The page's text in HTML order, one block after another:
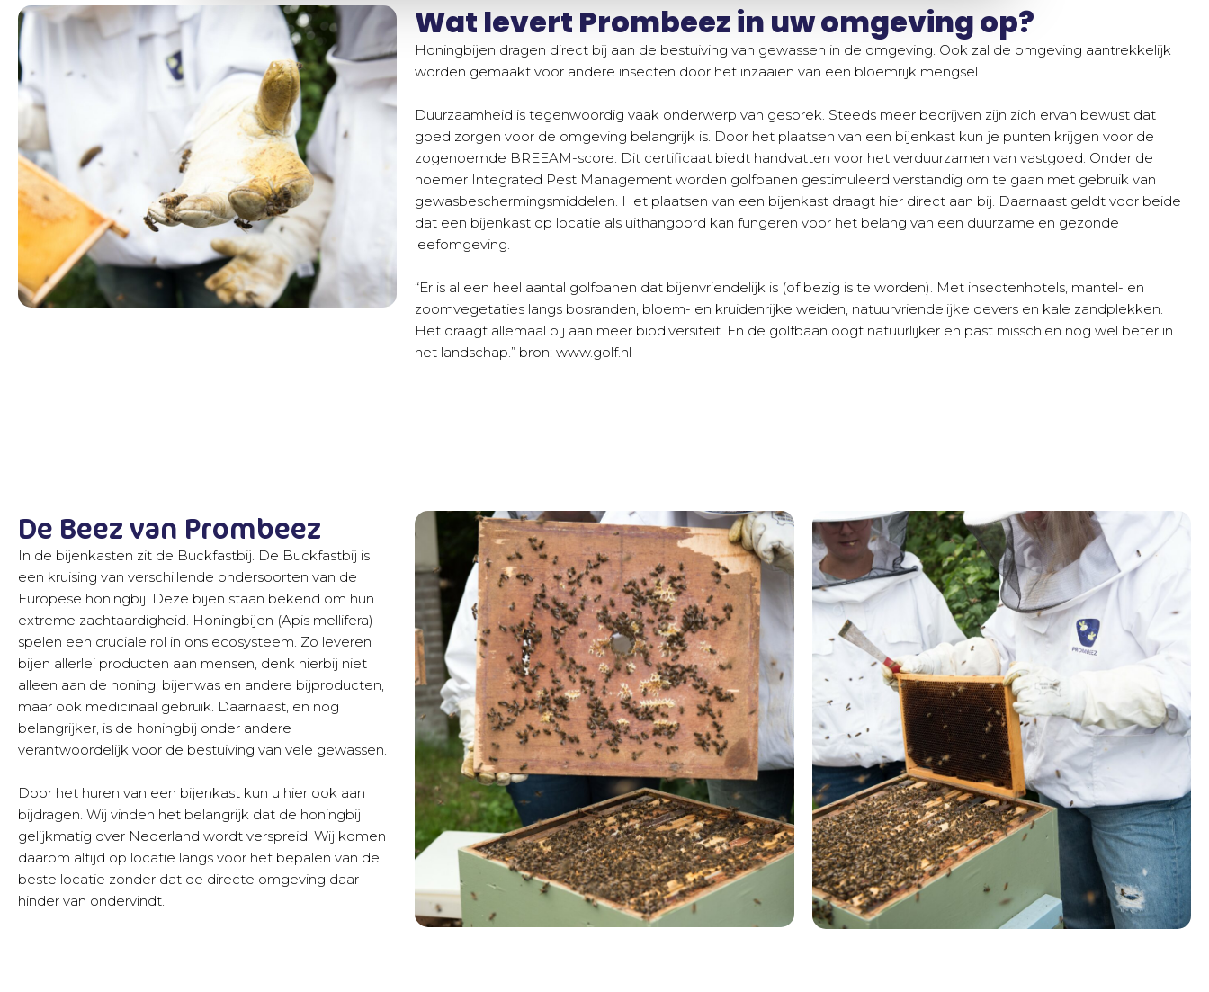
Wat levert Prombeez in uw omgeving op?
Honingbijen dragen direct bij aan de bestuiving van gewassen in de omgeving. Ook zal de omgeving aantrekkelijk
worden gemaakt voor andere insecten door het inzaaien van een bloemrijk mengsel.
Duurzaamheid is tegenwoordig vaak onderwerp van gesprek. Steeds meer bedrijven zijn zich ervan bewust dat
goed zorgen voor de omgeving belangrijk is. Door het plaatsen van een bijenkast kun je punten krijgen voor de
zogenoemde BREEAM-score. Dit certificaat biedt handvatten voor het verduurzamen van vastgoed. Onder de
noemer Integrated Pest Management worden golfbanen gestimuleerd verstandig om te gaan met gebruik van
gewasbeschermingsmiddelen. Het plaatsen van een bijenkast draagt hier direct aan bij. Daarnaast geldt voor beide
dat een bijenkast op locatie als uithangbord kan fungeren voor het belang van een duurzame en gezonde
leefomgeving.
“Er is al een heel aantal golfbanen dat bijenvriendelijk is (of bezig is te worden). Met insectenhotels, mantel- en
zoomvegetaties langs bosranden, bloem- en kruidenrijke weiden, natuurvriendelijke oevers en kale zandplekken.
Het draagt allemaal bij aan meer biodiversiteit. En de golfbaan oogt natuurlijker en past misschien nog wel beter in
het landschap.” bron: www.golf.nl
De Beez van Prombeez
In de bijenkasten zit de Buckfastbij. De Buckfastbij is
een kruising van verschillende ondersoorten van de
Europese honingbij. Deze bijen staan bekend om hun
extreme zachtaardigheid. Honingbijen (Apis mellifera)
spelen een cruciale rol in ons ecosysteem. Zo leveren
bijen allerlei producten aan mensen, denk hierbij niet
alleen aan de honing, bijenwas en andere bijproducten,
maar ook medicinaal gebruik. Daarnaast, en nog
belangrijker, is de honingbij onder andere
verantwoordelijk voor de bestuiving van vele gewassen.
Door het huren van een bijenkast kun u hier ook aan
bijdragen. Wij vinden het belangrijk dat de honingbij
gelijkmatig over Nederland wordt verspreid. Wij komen
daarom altijd op locatie langs voor het bepalen van de
beste locatie zonder dat de directe omgeving daar
hinder van ondervindt.